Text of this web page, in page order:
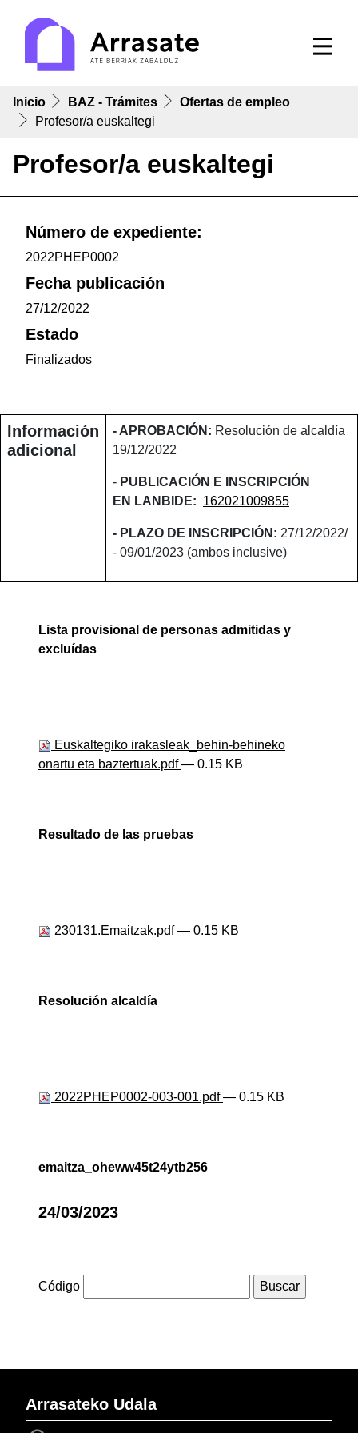
Inicio BAZ - Trámites
Ofertas de empleo
Profesor/a euskaltegi
Profesor/a euskaltegi
Número de expediente:
2022PHEP0002
Fecha publicación
27/12/2022
Estado
Finalizados
Información
adicional
- APROBACIÓN: Resolución de alcaldía
19/12/2022
- PUBLICACIÓN E INSCRIPCIÓN
EN LANBIDE: 162021009855
- PLAZO DE INSCRIPCIÓN: 27/12/2022/
- 09/01/2023 (ambos inclusive)
Lista provisional de personas admitidas y
excluídas
Euskaltegiko irakasleak_behin-behineko
onartu eta baztertuak.pdf— 0.15 KB
Resultado de las pruebas
230131.Emaitzak.pdf— 0.15 KB
Resolución alcaldía
2022PHEP0002-003-001.pdf— 0.15 KB
emaitza_oheww45t24ytb256
24/03/2023
Código
Arrasateko Udala